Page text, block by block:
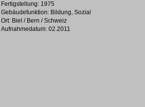
Fertigstellung: 1975
Gebäudefunktion: Bildung, Sozial
Ort: Biel / Bern / Schweiz
Aufnahmedatum: 02.2011